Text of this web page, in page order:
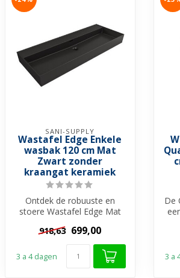
SANI-SUPPLY
Wastafel Edge Enkele
wasbak 120 cm Mat
Zwart zonder
kraangat keramiek
Ontdek de robuuste en
stoere Wastafel Edge Mat
Beschikba...
918,63 699,00
3 a 4 dagen
De
3 a